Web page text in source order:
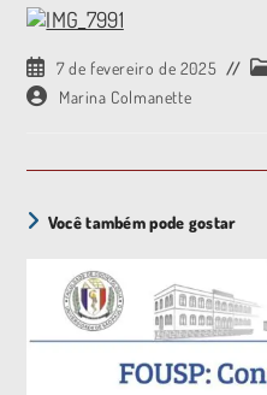
7 de fevereiro de 2025
Marina Colmanette
Você também pode gostar